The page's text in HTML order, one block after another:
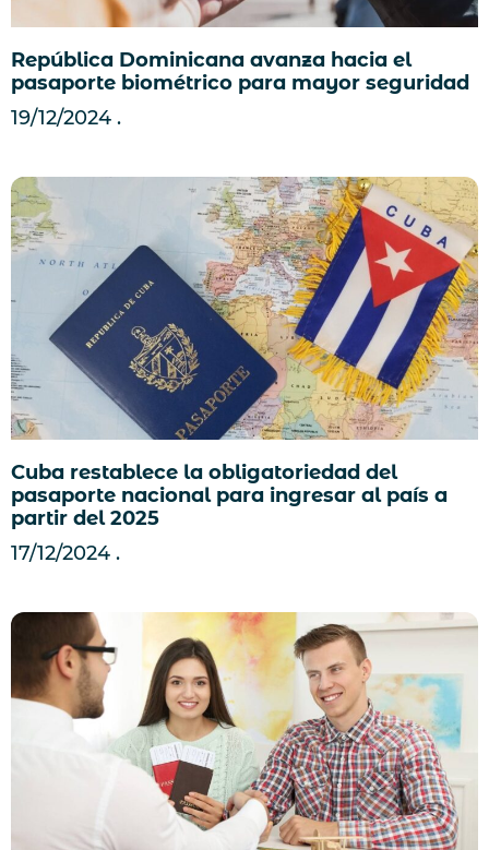
República Dominicana avanza hacia el
pasaporte biométrico para mayor seguridad
19/12/2024
Cuba restablece la obligatoriedad del
pasaporte nacional para ingresar al país a
partir del 2025
17/12/2024